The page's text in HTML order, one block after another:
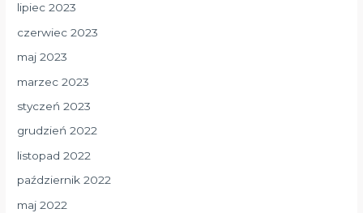
lipiec 2023
czerwiec 2023
maj 2023
marzec 2023
styczeń 2023
grudzień 2022
listopad 2022
październik 2022
maj 2022